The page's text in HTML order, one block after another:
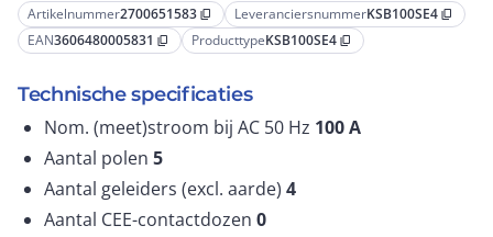
Artikelnummer2700651583 content_copy LeveranciersnummerKSB100SE4 content_copy
EAN3606480005831 content_copy ProducttypeKSB100SE4 content_copy
Technische specificaties
Nom. (meet)stroom bij AC 50 Hz 100A
Aantal polen 5
Aantal geleiders (excl. aarde) 4
Aantal CEE-contactdozen 0